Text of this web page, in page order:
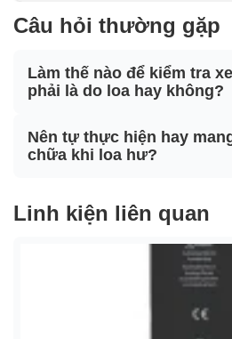
Câu hỏi thường gặp
Làm thế nào để kiểm tra
phải là do loa hay không?
Nên tự thực hiện hay
chữa khi loa hư?
Linh kiện liên quan